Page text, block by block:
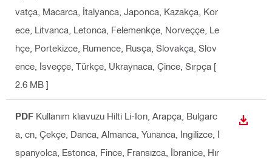
vatça, Macarca, İtalyanca, Japonca, Kazakça, Kor
ece, Litvanca, Letonca, Felemenkçe, Norveççe, Le
hçe, Portekizce, Rumence, Rusça, Slovakça, Slov
ence, İsveççe, Türkçe, Ukraynaca, Çince, Sırpça [
2.6 MB ]
PDF Kullanım klıavuzu Hilti Li-Ion , Arapça, Bulgarc
a, cn, Çekçe, Danca, Almanca, Yunanca, İngilizce, İ
spanyolca, Estonca, Fince, Fransızca, İbranice, Hır
İNDIR